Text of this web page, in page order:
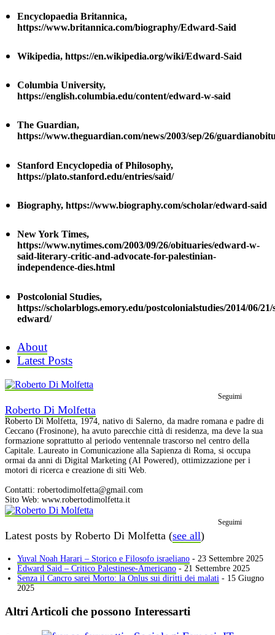
Encyclopaedia Britannica,
https://www.britannica.com/biography/Edward-Said
Wikipedia, https://en.wikipedia.org/wiki/Edward-Said
Columbia University,
https://english.columbia.edu/content/edward-w-said
The Guardian,
https://www.theguardian.com/news/2003/sep/26/
Stanford Encyclopedia of Philosophy,
https://plato.stanford.edu/entries/said/
Biography, https://www.biography.com/scholar/edward-said
New York Times,
https://www.nytimes.com/2003/09/26/obituaries/edward-w-
said-literary-critic-and-advocate-for-palestinian-
independence-dies.html
Postcolonial Studies,
https://scholarblogs.emory.edu/postcolonialstudies/2014/06/21/
edward/
About
Latest Posts
Seguimi
Roberto Di Molfetta
Roberto Di Molfetta, 1974, nativo di Salerno, da madre romana e padre di
Ceccano (Frosinone), ha avuto parecchie città di residenza, ma deve la sua
formazione soprattutto al periodo ventennale trascorso nel centro della
Capitale. Laureato in Comunicazione alla Sapienza di Roma, si occupa
ormai da anni di Digital Marketing (AI Powered), ottimizzazione per i
motori di ricerca e creazione di siti Web.
Contatti: robertodimolfetta@gmail.com
Sito Web: www.robertodimolfetta.it
Seguimi
Latest posts by Roberto Di Molfetta (see all)
Yuval Noah Harari – Storico e Filosofo israeliano - 23 Settembre 2025
Edward Said – Critico Palestinese-Americano - 21 Settembre 2025
Senza il Cancro sarei Morto: la Onlus sui diritti dei malati - 15 Giugno
2025
Altri Articoli che possono Interessarti